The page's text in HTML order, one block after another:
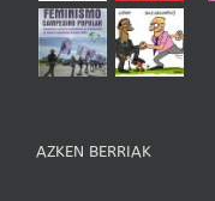
AZKEN BERRIAK